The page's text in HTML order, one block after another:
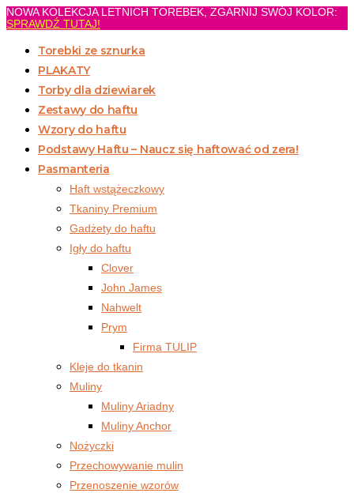
Koniec
treści
NOWA KOLEKCJA LETNICH TOREBEK, ZGARNIJ SWÓJ KOLOR:
SPRAWDŹ TUTAJ!
Torebki ze sznurka
PLAKATY
Torby dla dziewiarek
Zestawy do haftu
Wzory do haftu
Podstawy Haftu – Naucz się haftować od zera!
Pasmanteria
Haft wstążeczkowy
Tkaniny Premium
Gadżety do haftu
Igły do haftu
Clover
John James
Nahwelt
Prym
Firma TULIP
Kleje do tkanin
Muliny
Muliny Ariadny
Muliny Anchor
Nożyczki
Przechowywanie mulin
Przenoszenie wzorów